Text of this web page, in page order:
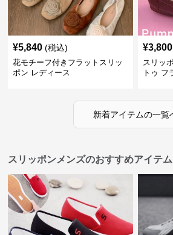
¥5,840 (税込)
花モチーフ付きフラットスリッ
ポン レディース
¥3,800
スリッ
トゥ フ
新着アイテムの一覧
スリッポンメンズのおすすめアイテム